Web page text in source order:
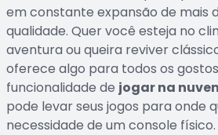
em constante expansão de mais
qualidade. Quer você esteja no
aventura ou queira reviver
oferece algo para todos os
funcionalidade de jogar na
pode levar seus jogos para onde
necessidade de um console físico.